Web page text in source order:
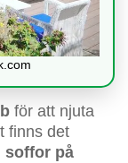
för att njuta
finns det
soffor på